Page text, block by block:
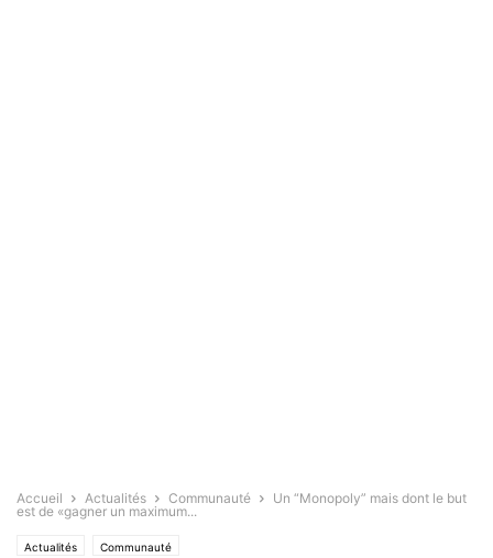
Accueil Actualités Communauté
Un “Monopoly” mais dont le but
est de «gagner un maximum...
Actualités Communauté